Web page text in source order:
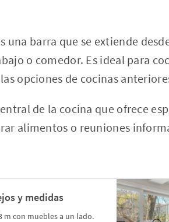
una barra que se extiende
o comedor. Es ideal para
opciones de cocinas
de la cocina que ofrece
alimentos o reuniones
y medidas
m con muebles a un lado.